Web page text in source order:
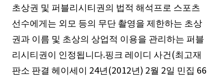
초상권 및 퍼블리시티권의 법적 해석프로 스포츠
선수에게는 외모 등의 무단 촬영을 제한하는 초상
권과 이름 및 초상의 상업적 이용을 관리하는 퍼블
리시티권이 인정됩니다.핑크 레이디 사건(최고재
판소 판결 헤이세이 24년(2012년) 2월 2일 민집 66